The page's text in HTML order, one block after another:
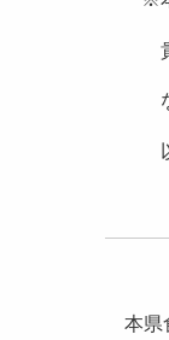
本県